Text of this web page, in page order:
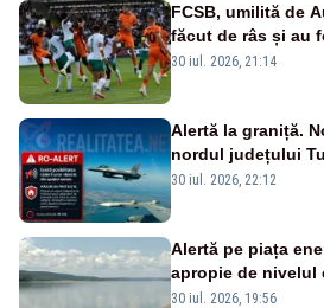
FCSB, umilită de
făcut de râs și au
Conference League
30 iul. 2026, 21:14
Alertă la graniță.
nordul județului
la sol două
30 iul. 2026, 22:12
Alertă pe piața
apropie de nivelul
la Cernavodă ar
30 iul. 2026, 19:56